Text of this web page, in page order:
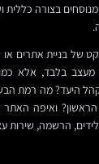
בצורה כללית
של בניית אתרים
בלבד, אלא כמו
קהל היעד? מה רמת
ואיפה האתר
הרשמה, שירות